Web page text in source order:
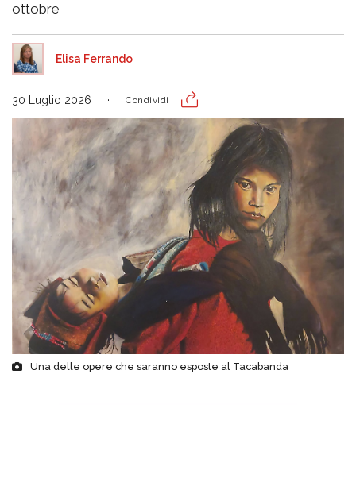
ottobre
Elisa Ferrando
30 Luglio 2026 Condividi
Una delle opere che saranno esposte al Tacabanda